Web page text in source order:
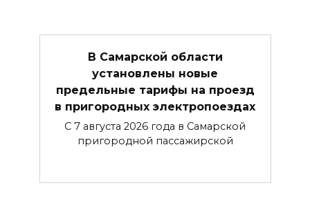
В Самарской области
установлены новые
предельные тарифы на проезд
в пригородных электропоездах
С 7 августа 2026 года в Самарской
пригородной пассажирской